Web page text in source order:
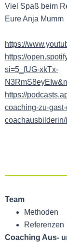
Viel Spaß beim
Eure Anja Mumm
https://
https://
si=5_fUG-xkTx-
https://
coaching-zu-
Team
Methoden
Referenzen
Coaching Aus-